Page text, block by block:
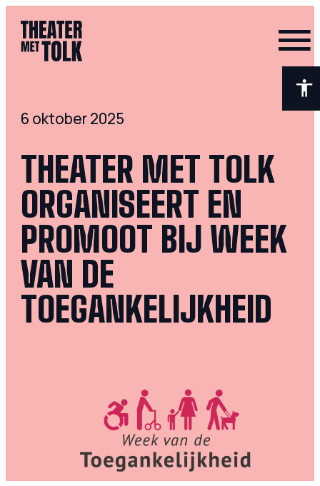
6 oktober 2025
THEATER MET TOLK
ORGANISEERT EN
PROMOOT BIJ WEEK
VAN DE
TOEGANKELIJKHEID